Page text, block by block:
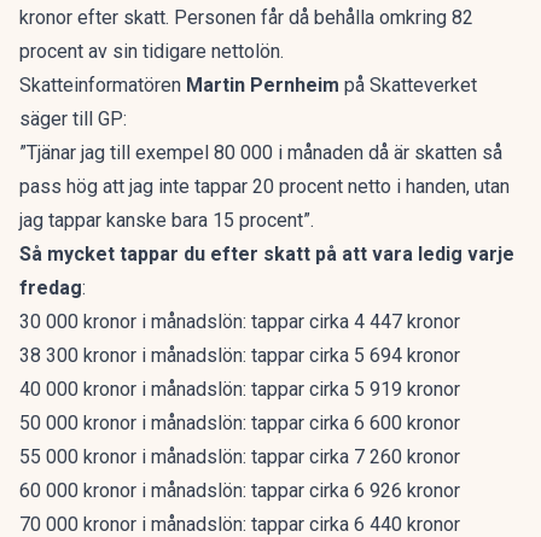
kronor efter skatt. Personen får då behålla omkring 82
procent av sin tidigare nettolön.
Skatteinformatören Martin Pernheim på Skatteverket
säger till GP:
”Tjänar jag till exempel 80 000 i månaden då är skatten så
pass hög att jag inte tappar 20 procent netto i handen, utan
jag tappar kanske bara 15 procent”.
Så mycket tappar du efter skatt på att vara ledig varje
fredag:
30 000 kronor i månadslön: tappar cirka 4 447 kronor
38 300 kronor i månadslön: tappar cirka 5 694 kronor
40 000 kronor i månadslön: tappar cirka 5 919 kronor
50 000 kronor i månadslön: tappar cirka 6 600 kronor
55 000 kronor i månadslön: tappar cirka 7 260 kronor
60 000 kronor i månadslön: tappar cirka 6 926 kronor
70 000 kronor i månadslön: tappar cirka 6 440 kronor